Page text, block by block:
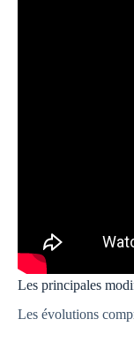
Les principales
Les évolutions